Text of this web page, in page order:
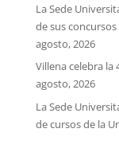
La Sede
de sus
agosto, 2026
Villena celebra la
agosto, 2026
La Sede
de cursos de la